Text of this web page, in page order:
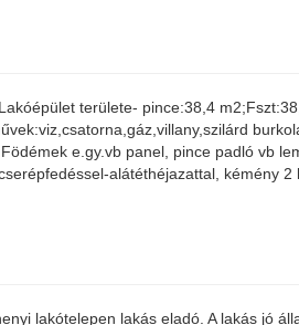
területe- pince:38,4
e.gy.vb panel, pince padló vb
alátéthéjazattal, kémény 2
lakótelepen lakás eladó. A lakás jó